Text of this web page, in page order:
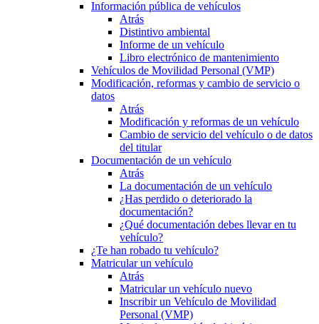
Información pública de vehículos
Atrás
Distintivo ambiental
Informe de un vehículo
Libro electrónico de mantenimiento
Vehículos de Movilidad Personal (VMP)
Modificación, reformas y cambio de servicio o
datos
Atrás
Modificación y reformas de un vehículo
Cambio de servicio del vehículo o de datos
del titular
Documentación de un vehículo
Atrás
La documentación de un vehículo
¿Has perdido o deteriorado la
documentación?
¿Qué documentación debes llevar en tu
vehículo?
¿Te han robado tu vehículo?
Matricular un vehículo
Atrás
Matricular un vehículo nuevo
Inscribir un Vehículo de Movilidad
Personal (VMP)